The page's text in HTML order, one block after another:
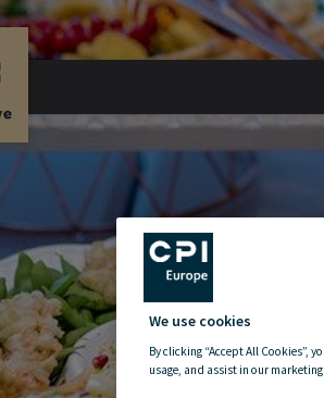
We use cookies
By clicking “Accept All Cookies”,
usage, and assist in our